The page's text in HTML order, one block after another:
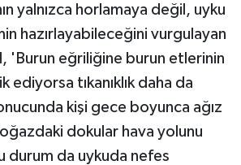
yalnızca horlamaya değil, uyku
hazırlayabileceğini vurgulayan
'Burun eğriliğine burun etlerinin
ediyorsa tıkanıklık daha da
kişi gece boyunca ağız
dokular hava yolunu
durum da uykuda nefes